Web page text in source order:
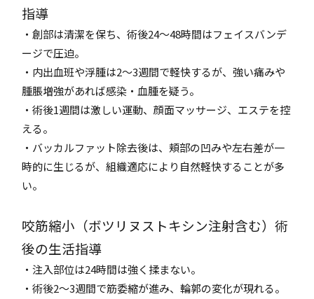
指導
・創部は清潔を保ち、術後24～48時間はフェイスバンデ
ージで圧迫。
・内出血班や浮腫は2～3週間で軽快するが、強い痛みや
腫脹増強があれば感染・血腫を疑う。
・術後1週間は激しい運動、顔面マッサージ、エステを控
える。
・バッカルファット除去後は、頬部の凹みや左右差が一
時的に生じるが、組織適応により自然軽快することが多
い。
咬筋縮小（ボツリヌストキシン注射含む）術
後の生活指導
・注入部位は24時間は強く揉まない。
・術後2～3週間で筋委縮が進み、輪郭の変化が現れる。